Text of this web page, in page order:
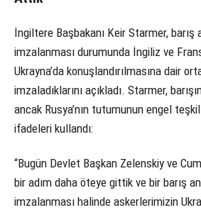
İngiltere Başbakanı Keir Starmer, barış
imzalanması durumunda İngiliz ve
Ukrayna’da konuşlandırılmasına dair
imzaladıklarını açıkladı. Starmer,
ancak Rusya’nın tutumunun engel
ifadeleri kullandı:
“Bugün Devlet Başkan Zelenskiy ve
bir adım daha öteye gittik ve bir barış
imzalanması halinde askerlerimizin